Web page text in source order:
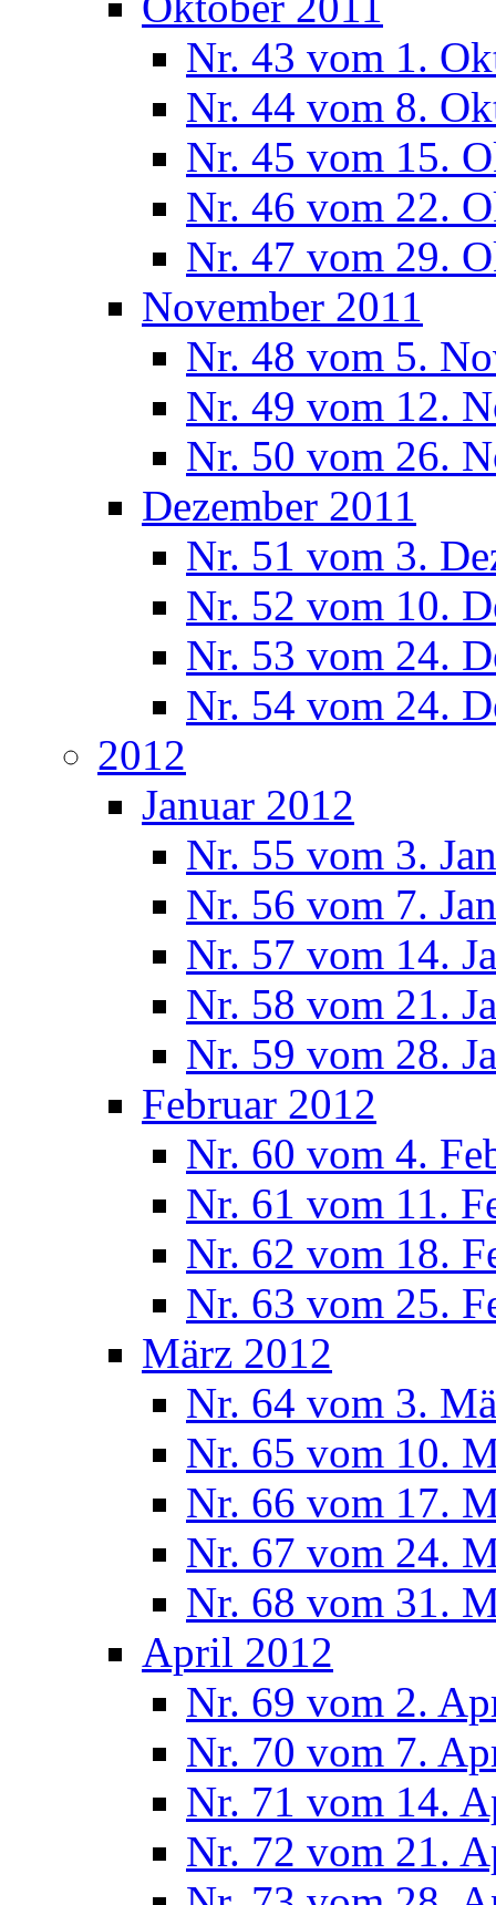
Nr. 43 vom 1.
Nr. 44 vom 8.
Nr. 45 vom 15.
Nr. 46 vom 22.
Nr. 47 vom 29.
November 2011
Nr. 48 vom 5.
Nr. 49 vom 12.
Nr. 50 vom 26.
Dezember 2011
Nr. 51 vom 3.
Nr. 52 vom 10.
Nr. 53 vom 24.
Nr. 54 vom 24.
2012
Januar 2012
Nr. 55 vom 3.
Nr. 56 vom 7.
Nr. 57 vom 14.
Nr. 58 vom 21.
Nr. 59 vom 28.
Februar 2012
Nr. 60 vom 4.
Nr. 61 vom 11.
Nr. 62 vom 18.
Nr. 63 vom 25.
März 2012
Nr. 64 vom 3.
Nr. 65 vom 10.
Nr. 66 vom 17.
Nr. 67 vom 24.
Nr. 68 vom 31.
April 2012
Nr. 69 vom 2.
Nr. 70 vom 7.
Nr. 71 vom 14.
Nr. 72 vom 21.